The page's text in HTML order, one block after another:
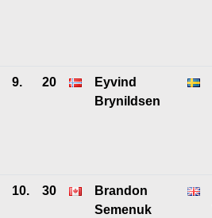
9. 20
Eyvind
Brynildsen
10. 30
Brandon
Semenuk